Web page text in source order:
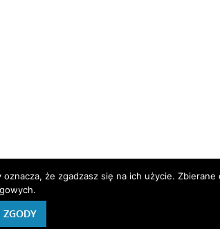
że zgadzasz się na ich użycie.
ZGODY